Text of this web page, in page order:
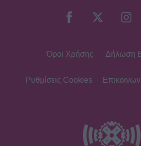
Όροι Χρήσης Δήλωση
Ρυθμίσεις Cookies